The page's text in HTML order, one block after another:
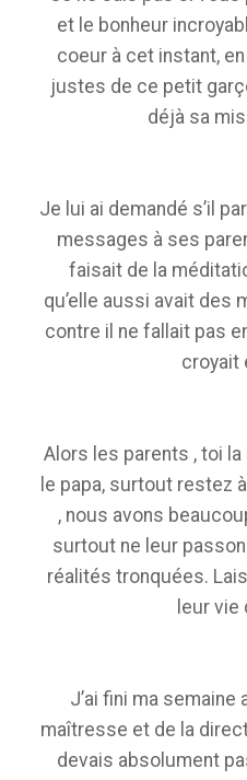
et le bonheur
coeur à cet instant,
justes de ce petit
déjà sa
Je lui ai demandé s’il
messages à ses
faisait de la
qu’elle aussi avait des
contre il ne fallait pas
croyait
Alors les parents , toi
le papa, surtout restez
, nous avons
surtout ne leur
réalités tronquées.
leur vie
J’ai fini ma
maîtresse et de la
devais absolument